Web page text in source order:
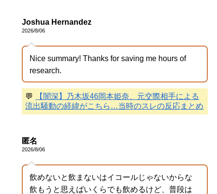
Joshua Hernandez
2026/8/06
Nice summary! Thanks for saving me hours of
research.
💬
【闇深】乃木坂46岡本姫奈、元交際相手による
流出騒動の経緯がこちら…当時のスレの反応まとめ
匿名
2026/8/06
飲めないと飲まないはイコールじゃないからな
飲もうと思えばいくらでも飲めるけど、普段は